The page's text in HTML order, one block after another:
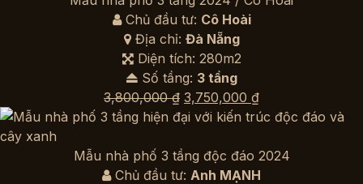
Chủ đầu tư: Cô Hoài
Địa chỉ: Đà Nẵng
Diện tích: 280m2
Số tầng: 3 tầng
3,800,000₫ Giá
gốc
3,800,000 ₫.
3,750,000 ₫Giá
hiện
là:
3,750,000 ₫.
Mẫu nhà phố 3 tầng độc đáo 2024
Chủ đầu tư: Anh MẠNH